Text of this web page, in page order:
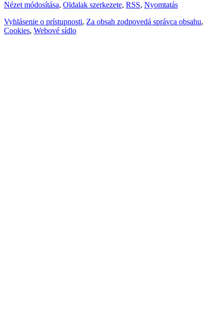
Nézet módosítása, Oldalak szerkezete, RSS, Nyomtatás
Vyhlásenie o prístupnosti, Za obsah zodpovedá správca obsahu,
Cookies, Webové sídlo